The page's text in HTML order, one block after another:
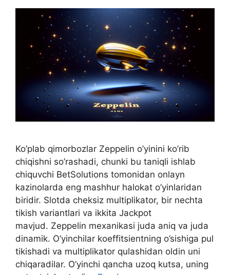
Ko’plab qimorbozlar Zeppelin o’yinini ko’rib
chiqishni so’rashadi, chunki bu taniqli ishlab
chiquvchi BetSolutions tomonidan onlayn
kazinolarda eng mashhur halokat o’yinlaridan
biridir. Slotda cheksiz multiplikator, bir nechta
tikish variantlari va ikkita Jackpot
mavjud. Zeppelin mexanikasi juda aniq va juda
dinamik. O’yinchilar koeffitsientning o’sishiga pul
tikishadi va multiplikator qulashidan oldin uni
chiqaradilar. O’yinchi qancha uzoq kutsa, uning